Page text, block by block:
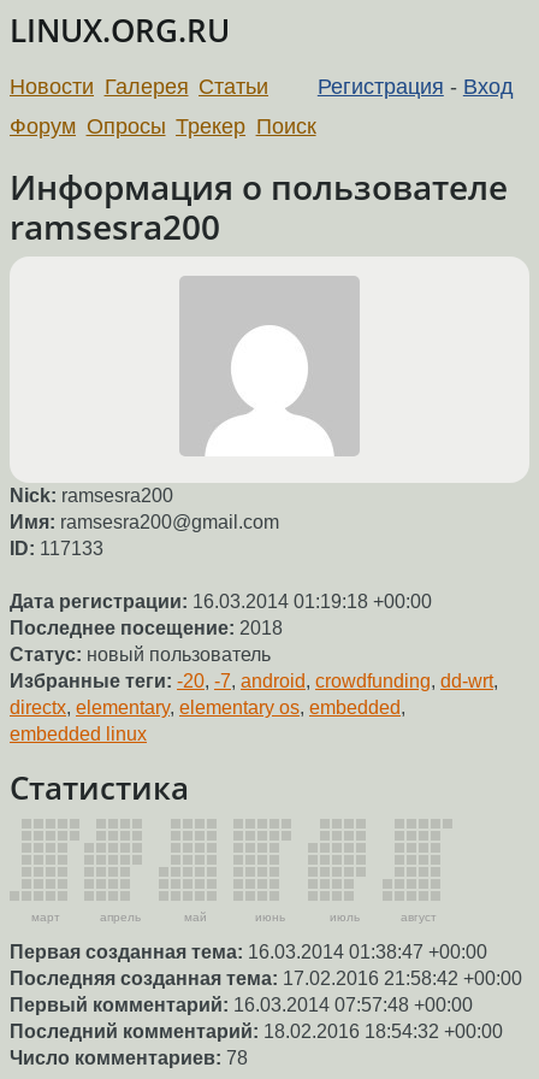
LINUX.ORG.RU
Регистрация - Вход
Новости Галерея Статьи
Форум Опросы Трекер Поиск
Информация о пользователе
ramsesra200
Nick: ramsesra200
Имя: ramsesra200@gmail.com
ID: 117133
Дата регистрации: 16.03.2014 01:19:18 +00:00
Последнее посещение: 2018
Статус: новый пользователь
Избранные теги: -20, -7, android, crowdfunding, dd-wrt,
directx, elementary, elementary os, embedded,
embedded linux
Статистика
март апрель май июнь июль август
Первая созданная тема: 16.03.2014 01:38:47 +00:00
Последняя созданная тема: 17.02.2016 21:58:42 +00:00
Первый комментарий: 16.03.2014 07:57:48 +00:00
Последний комментарий: 18.02.2016 18:54:32 +00:00
Число комментариев: 78